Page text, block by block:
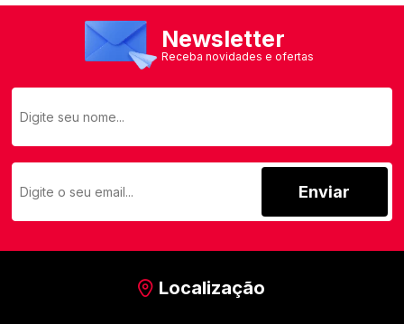
Newsletter
Receba novidades e ofertas
Enviar
Localização